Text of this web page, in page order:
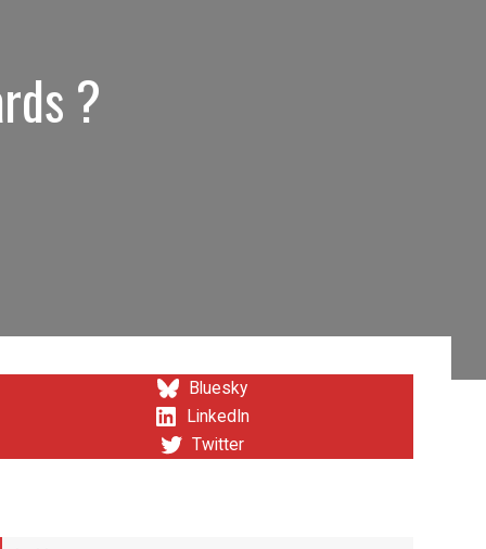
?
Bluesky
LinkedIn
Twitter